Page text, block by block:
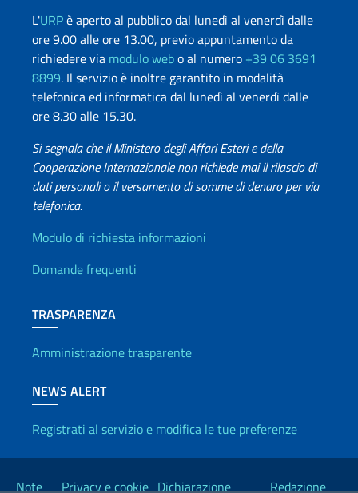
L'URPè aperto al pubblico dal lunedì al venerdì dalle
ore 9.00 alle ore 13.00, previo appuntamento da
richiedere via modulo webo al numero +39 06 3691
8899. Il servizio è inoltre garantito in modalità
telefonica ed informatica dal lunedì al venerdì dalle
ore 8.30 alle 15.30.
Si segnala che il Ministero degli Affari Esteri e della
Cooperazione Internazionale non richiede mai il rilascio di
dati personali o il versamento di somme di denaro per via
telefonica.
Info utili
Modulo di richiesta informazioni
Domande frequenti
TRASPARENZA
Amministrazione trasparente
NEWS ALERT
Registrati al servizio e modifica le tue preferenze
Link Utili
Note Privacy e cookie Dichiarazione Redazione